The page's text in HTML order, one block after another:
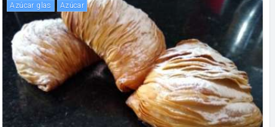
azúcar glas Azúcar